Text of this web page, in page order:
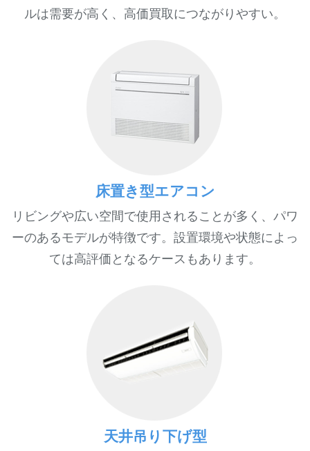
ルは需要が高く、高価買取につながりやすい。
床置き型エアコン
リビングや広い空間で使用されることが多く、パワ
ーのあるモデルが特徴です。設置環境や状態によっ
ては高評価となるケースもあります。
天井吊り下げ型